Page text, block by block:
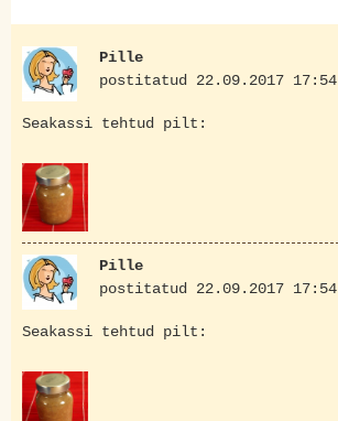
Pille
postitatud 22.09.2017 17:54
Seakassi tehtud pilt:
Pille
postitatud 22.09.2017 17:54
Seakassi tehtud pilt: